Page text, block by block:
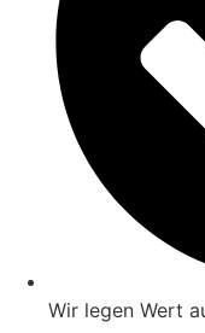
Wir legen Wert